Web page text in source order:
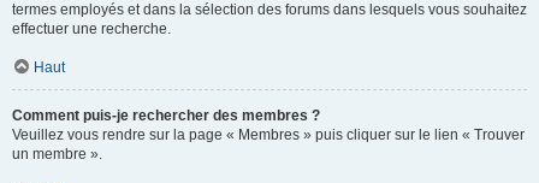
termes employés et dans la sélection des forums dans lesquels vous souhaitez
effectuer une recherche.
Haut
Comment puis-je rechercher des membres ?
Veuillez vous rendre sur la page « Membres » puis cliquer sur le lien « Trouver
un membre ».